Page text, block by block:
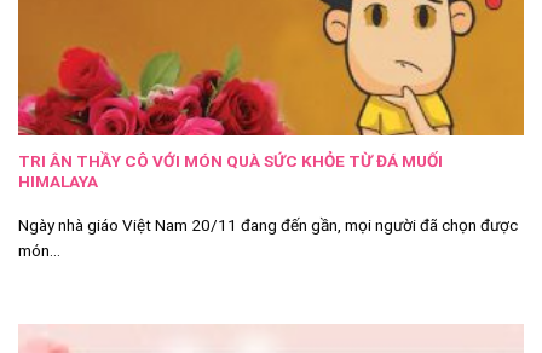
TRI ÂN THẦY CÔ VỚI MÓN QUÀ SỨC KHỎE TỪ ĐÁ MUỐI
HIMALAYA
Ngày nhà giáo Việt Nam 20/11 đang đến gần, mọi người đã chọn được
món...